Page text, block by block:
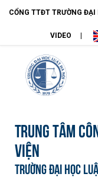
CỔNG TTĐT TRƯỜNG ĐẠI
VIDEO
Trung tâm
viện
TRƯỜNG ĐẠI HỌC